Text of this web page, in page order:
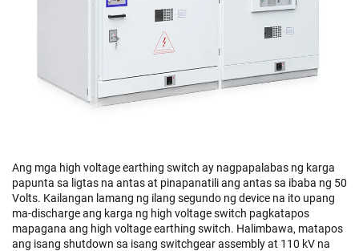
Ang mga high voltage earthing switch ay nagpapalabas ng karga
papunta sa ligtas na antas at pinapanatili ang antas sa ibaba ng 50
Volts. Kailangan lamang ng ilang segundo ng device na ito upang
ma-discharge ang karga ng high voltage switch pagkatapos
mapagana ang high voltage earthing switch. Halimbawa, matapos
ang isang shutdown sa isang switchgear assembly at 110 kV na